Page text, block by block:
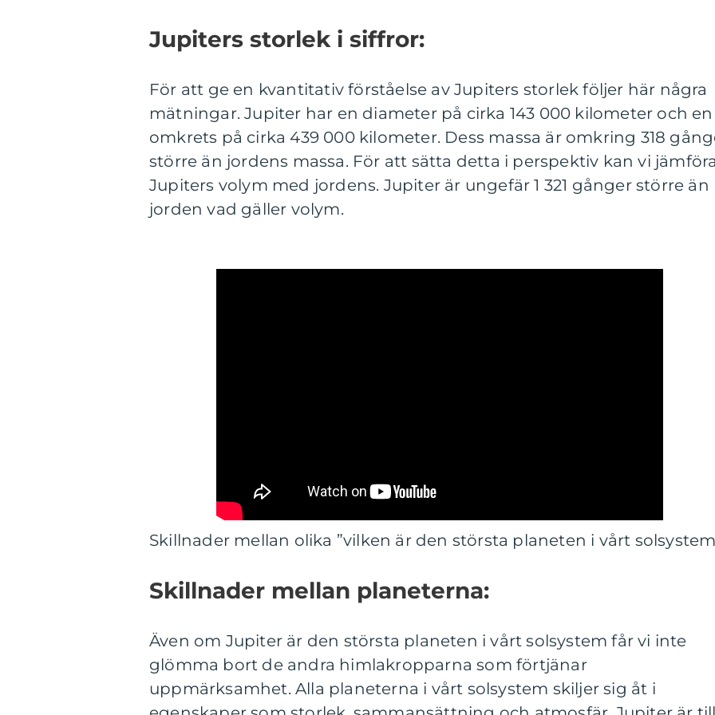
Jupiters storlek i siffror:
För att ge en kvantitativ förståelse av Jupiters storlek följer här några
mätningar. Jupiter har en diameter på cirka 143 000 kilometer och en
omkrets på cirka 439 000 kilometer. Dess massa är omkring 318
större än jordens massa. För att sätta detta i perspektiv kan vi
Jupiters volym med jordens. Jupiter är ungefär 1 321 gånger större än
jorden vad gäller volym.
Skillnader mellan olika ”vilken är den största planeten i vårt
Skillnader mellan planeterna:
Även om Jupiter är den största planeten i vårt solsystem får vi inte
glömma bort de andra himlakropparna som förtjänar
uppmärksamhet. Alla planeterna i vårt solsystem skiljer sig åt i